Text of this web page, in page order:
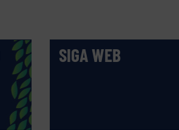
SIGA WEB